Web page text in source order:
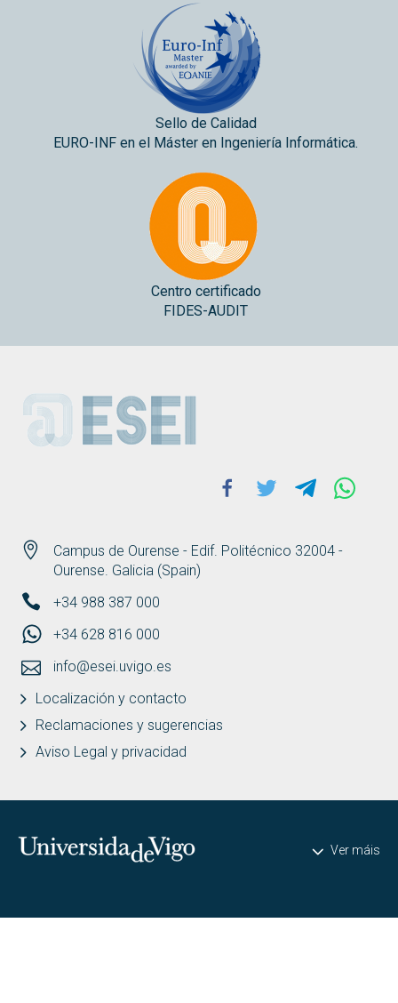
Sello de Calidad
EURO-INF en el Máster en Ingeniería Informática.
Centro certificado
FIDES-AUDIT
ESEI
Campus de Ourense - Edif. Politécnico 32004 -
Ourense. Galicia (Spain)
+34 988 387 000
+34 628 816 000
info@esei.uvigo.es
Localización y contacto
Reclamaciones y sugerencias
Aviso Legal y privacidad
Facebook
Twitter Telegram
Universidade de Vigo Ver máis